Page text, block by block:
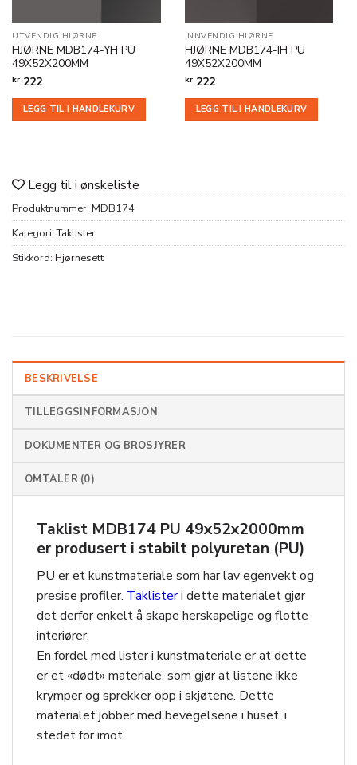
UTVENDIG HJØRNE
HJØRNE MDB174-YH PU
49X52X200MM
kr 222
LEGG TIL I HANDLEKURV
INNVENDIG HJØRNE
HJØRNE MDB174-IH PU
49X52X200MM
kr222
LEGG TIL I HANDLEKURV
Legg til i ønskeliste
Produktnummer: MDB174
Kategori:Taklister
Stikkord: Hjørnesett
BESKRIVELSE
TILLEGGSINFORMASJON
DOKUMENTER OG BROSJYRER
OMTALER (0)
Taklist MDB174 PU 49x52x2000mm
er produsert i stabilt polyuretan (PU)
PU er et kunstmateriale som har lav egenvekt og
presise profiler. Taklisteri dette materialet gjør
det derfor enkelt å skape herskapelige og flotte
interiører.
En fordel med lister i kunstmateriale er at dette
er et «dødt» materiale, som gjør at listene ikke
krymper og sprekker opp i skjøtene. Dette
materialet jobber med bevegelsene i huset, i
stedet for imot.